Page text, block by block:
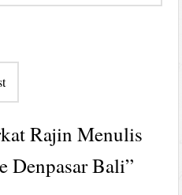
Rajin Menulis
Denpasar Bali”